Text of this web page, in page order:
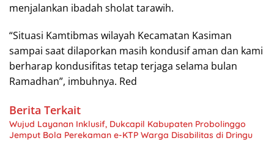
menjalankan ibadah sholat tarawih.
“Situasi Kamtibmas wilayah Kecamatan Kasiman
sampai saat dilaporkan masih kondusif aman dan kami
berharap kondusifitas tetap terjaga selama bulan
Ramadhan”, imbuhnya. Red
Berita Terkait
Wujud Layanan Inklusif, Dukcapil Kabupaten Probolinggo
Jemput Bola Perekaman e-KTP Warga Disabilitas di Dringu